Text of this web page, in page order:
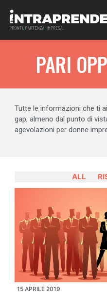
PARI
Tutte le informazioni che ti
gap, almeno dal punto di
agevolazioni per donne
ALL
15 APRILE 2019